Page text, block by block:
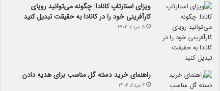
ویزای استارتاپ کانادا: چگونه می‌توانید رویای
کارآفرینی خود را در کانادا به حقیقت تبدیل کنید
۵ مرداد ۱۴۰۲
راهنمای خرید دسته گل مناسب برای هدیه دادن
۲ مرداد ۱۴۰۲